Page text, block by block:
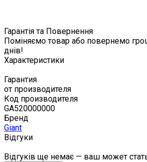
Гарантія та Повернення
Поміняємо товар або повернемо
днів!
Характеристики
Гарантия
от производителя
Код производителя
GA520000000
Бренд
Giant
Відгуки
Відгуків ще немає — ваш может